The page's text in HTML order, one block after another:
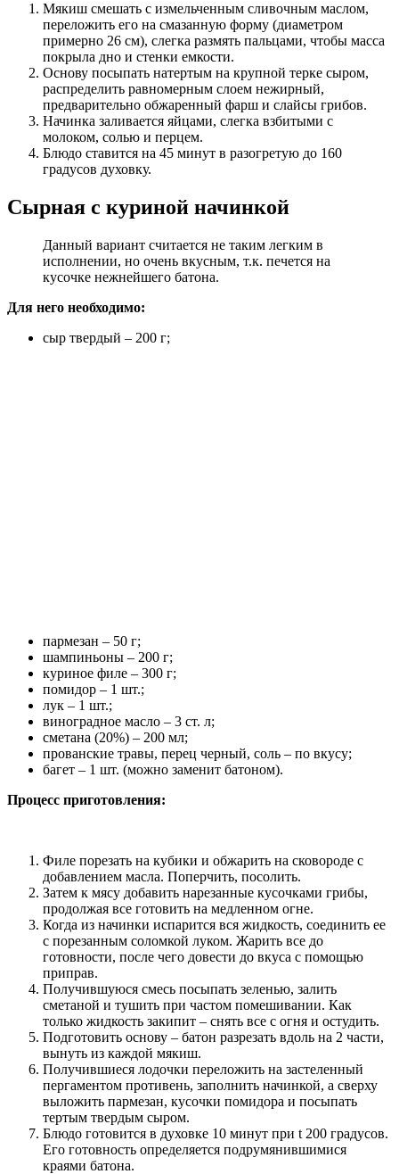
Мякиш смешать с измельченным сливочным маслом,
переложить его на смазанную форму (диаметром
примерно 26 см), слегка размять пальцами, чтобы масса
покрыла дно и стенки емкости.
Основу посыпать натертым на крупной терке сыром,
распределить равномерным слоем нежирный,
предварительно обжаренный фарш и слайсы грибов.
Начинка заливается яйцами, слегка взбитыми с
молоком, солью и перцем.
Блюдо ставится на 45 минут в разогретую до 160
градусов духовку.
Сырная с куриной начинкой
Данный вариант считается не таким легким в
исполнении, но очень вкусным, т.к. печется на
кусочке нежнейшего батона.
Для него необходимо:
сыр твердый – 200 г;
пармезан – 50 г;
шампиньоны – 200 г;
куриное филе – 300 г;
помидор – 1 шт.;
лук – 1 шт.;
виноградное масло – 3 ст. л;
сметана (20%) – 200 мл;
прованские травы, перец черный, соль – по вкусу;
багет – 1 шт. (можно заменит батоном).
Процесс приготовления:
Филе порезать на кубики и обжарить на сковороде с
добавлением масла. Поперчить, посолить.
Затем к мясу добавить нарезанные кусочками грибы,
продолжая все готовить на медленном огне.
Когда из начинки испарится вся жидкость, соединить ее
с порезанным соломкой луком. Жарить все до
готовности, после чего довести до вкуса с помощью
приправ.
Получившуюся смесь посыпать зеленью, залить
сметаной и тушить при частом помешивании. Как
только жидкость закипит – снять все с огня и остудить.
Подготовить основу – батон разрезать вдоль на 2 части,
вынуть из каждой мякиш.
Получившиеся лодочки переложить на застеленный
пергаментом противень, заполнить начинкой, а сверху
выложить пармезан, кусочки помидора и посыпать
тертым твердым сыром.
Блюдо готовится в духовке 10 минут при t 200 градусов.
Его готовность определяется подрумянившимися
краями батона.